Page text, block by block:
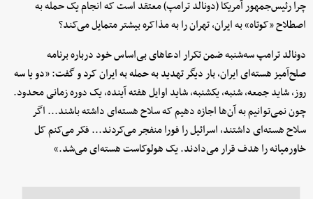
چرا رئیس‌جمهور آمریکا (دونالد ترامپ) معتقد است که انجام یک حمله‌ به
اصطلاح «کوتاه» به ایران، تهران را به مذاکره بیشتر متمایل می‌کند؟
دونالد ترامپ سه‌شنبه ضمن تکرار ادعاهای بی‌اساس خود درباره برنامه
صلح‌آمیز هسته‌ای ایران، بار دیگر تهدید به حمله به ایران کرد و گفت: «دو یا سه
روز، شاید جمعه، شنبه، یکشنبه، شاید اوایل هفته آینده، یک دوره زمانی محدود.
چون نمی‌توانیم به آن‌ها اجازه دهیم که سلاح هسته‌ای داشته باشند... اگر
سلاح هسته‌ای داشتند، اسرائیل را فورا منفجر می‌کردند... فکر می‌کنم کل
خاورمیانه را هدف قرار می‌دادند. یک هولوکاست هسته‌ای می‌شد.»